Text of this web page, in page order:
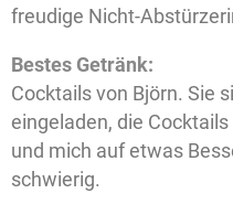
freudige Nicht-
Bestes Getränk:
Cocktails von Björn. Sie
eingeladen, die
und mich auf etwas
schwierig.